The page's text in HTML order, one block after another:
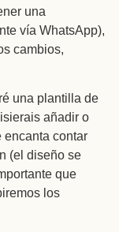
una
vía WhatsApp),
cambios,
una plantilla de
añadir o
encanta contar
(el diseño se
que
los